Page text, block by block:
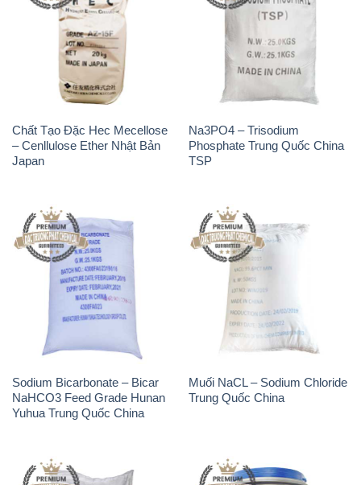
Chất Tạo Đặc Hec Mecellose
– Cenllulose Ether Nhật Bản
Japan
Na3PO4 – Trisodium
Phosphate Trung Quốc China
TSP
Sodium Bicarbonate – Bicar
NaHCO3 Feed Grade Hunan
Yuhua Trung Quốc China
Muối NaCL – Sodium Chloride
Trung Quốc China